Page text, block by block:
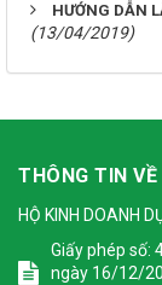
HƯỚNG DẪN
(13/04/2019)
THÔNG TIN VỀ
HỘ KINH DOANH
Giấy phép số:
ngày 16/12/